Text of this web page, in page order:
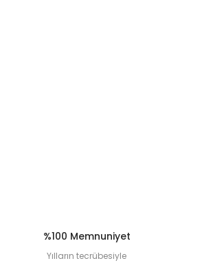
%100 Memnuniyet
Yılların tecrübesiyle